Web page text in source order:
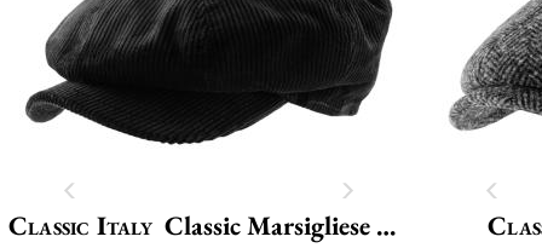
Classic Italy Classic Marsigliese Velvet